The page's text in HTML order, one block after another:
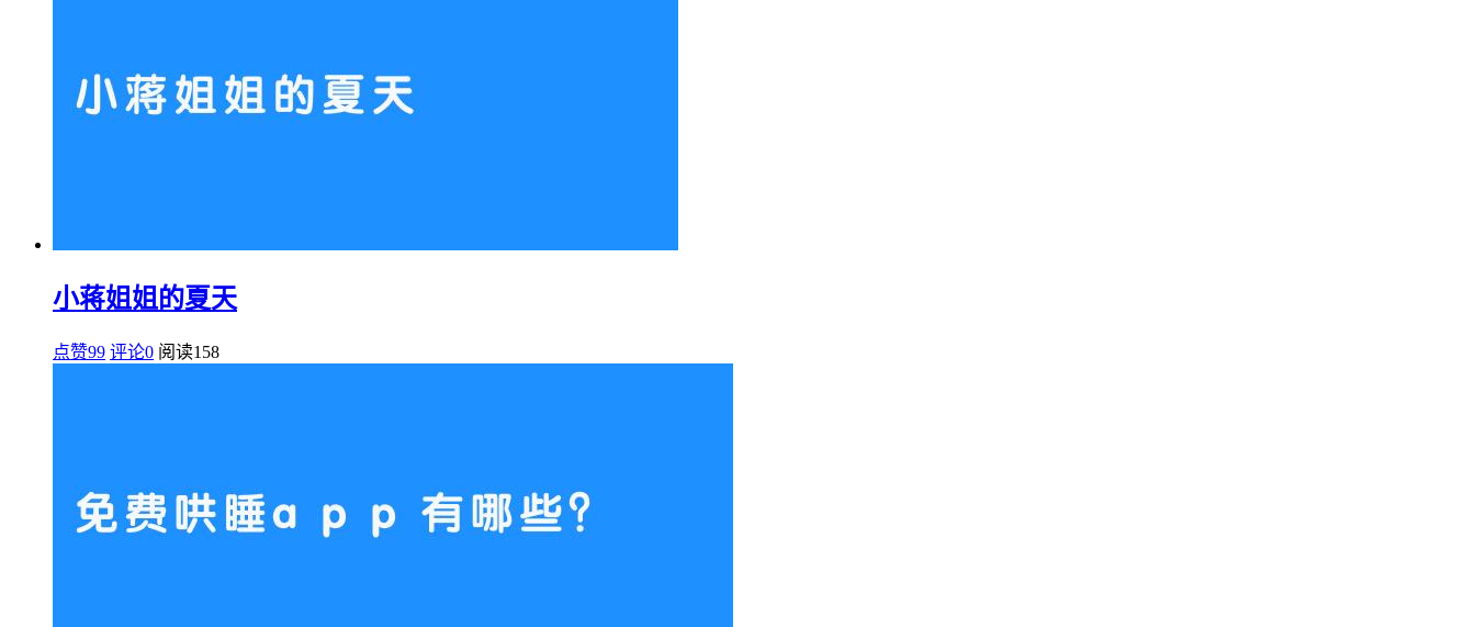
小蒋姐姐的夏天
点赞99 评论0 阅读158